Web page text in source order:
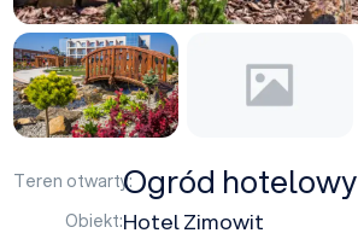
Teren otwarty:Ogród hotelowy
Obiekt:Hotel Zimowit